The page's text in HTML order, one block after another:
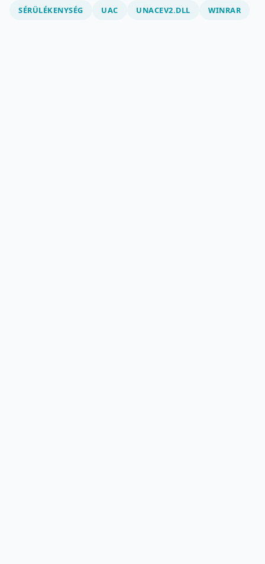
SÉRÜLÉKENYSÉG
UAC UNACEV2.DLL WINRAR